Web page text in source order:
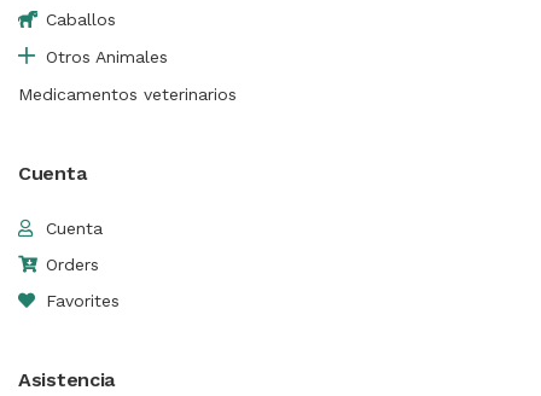
Caballos
Otros Animales
Medicamentos veterinarios
Cuenta
Cuenta
Orders
Favorites
Asistencia